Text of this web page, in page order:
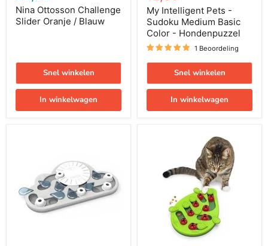
Nina Ottosson Challenge
Slider Oranje / Blauw
Snel winkelen
In winkelwagen
prijs
My Intelligent Pets -
Sudoku Medium Basic
Color - Hondenpuzzel
1 Beoordeling
Snel winkelen
In winkelwagen
Rainy
Day